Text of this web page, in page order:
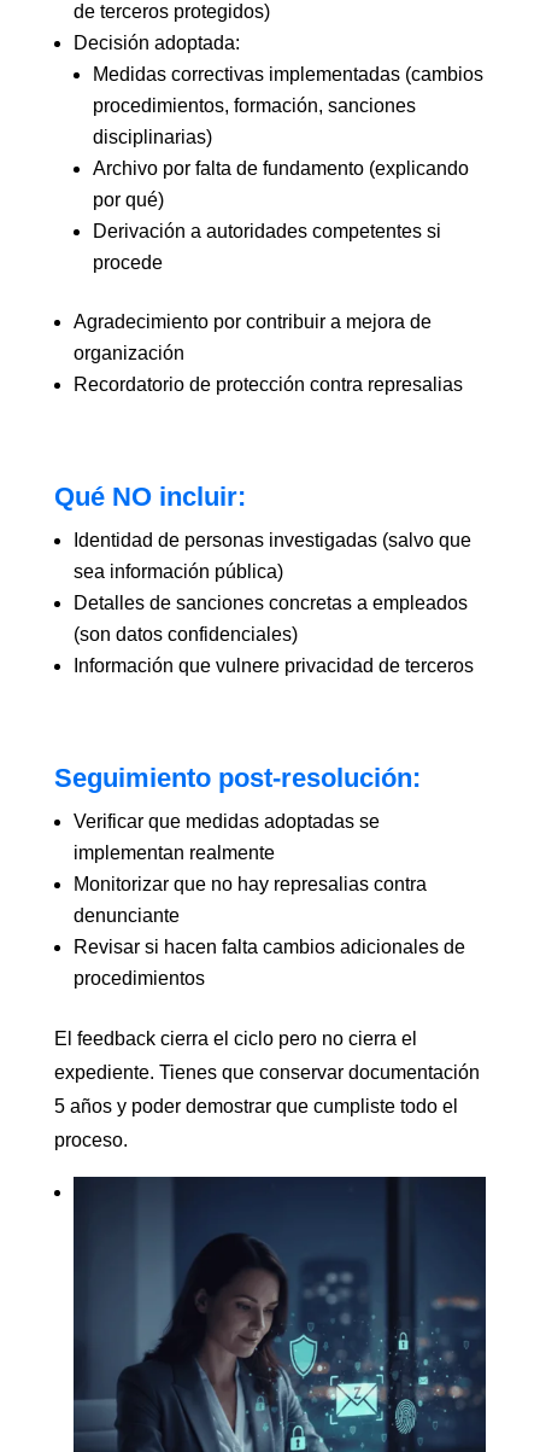
de terceros protegidos)
Decisión adoptada:
Medidas correctivas implementadas (cambios
procedimientos, formación, sanciones
disciplinarias)
Archivo por falta de fundamento (explicando
por qué)
Derivación a autoridades competentes si
procede
Agradecimiento por contribuir a mejora de
organización
Recordatorio de protección contra represalias
Qué NO incluir:
Identidad de personas investigadas (salvo que
sea información pública)
Detalles de sanciones concretas a empleados
(son datos confidenciales)
Información que vulnere privacidad de terceros
Seguimiento post-resolución:
Verificar que medidas adoptadas se
implementan realmente
Monitorizar que no hay represalias contra
denunciante
Revisar si hacen falta cambios adicionales de
procedimientos
El feedback cierra el ciclo pero no cierra el
expediente. Tienes que conservar documentación
5 años y poder demostrar que cumpliste todo el
proceso.